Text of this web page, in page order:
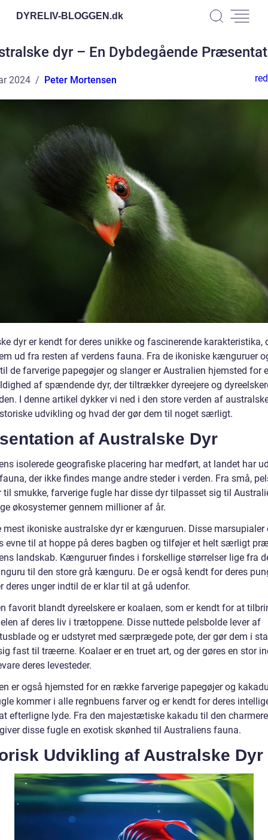
DYRELIV-BLOGGEN.dk
dyr – En Dybdegående
2024 Peter Mortensen
dyr er kendt for deres unikke og fascinerende karakteristika,
ud fra resten af verdens fauna. Fra de ikoniske kænguruer
de farverige papegøjer og slanger er Australien hjemsted for
af spændende dyr, der tiltrækker dyreejere og
I denne artikel dykker vi ned i den store verden af
udvikling og hvad der gør dem til noget særligt.
af Australske Dyr
isolerede geografiske placering har medført, at landet har
der ikke findes mange andre steder i verden. Fra små,
til smukke, farverige fugle har disse dyr tilpasset sig til
økosystemer gennem millioner af år.
mest ikoniske australske dyr er kænguruen. Disse marsupialer
evne til at hoppe på deres bagben og tilføjer et helt særligt
landskab. Kænguruer findes i forskellige størrelser lige fra
til den store grå kænguru. De er også kendt for deres
deres unger indtil de er klar til at gå udenfor.
favorit blandt dyreelskere er koalaen, som er kendt for at
af deres liv i trætoppene. Disse nuttede pelsbolde lever af
og er udstyret med særprægede pote, der gør dem i
fast til træerne. Koalaer er en truet art, og der gøres en stor
deres levesteder.
er også hjemsted for en række farverige papegøjer og
kommer i alle regnbuens farver og er kendt for deres
efterligne lyde. Fra den majestætiske kakadu til den
disse fugle en exotisk skønhed til Australiens fauna.
Udvikling af Australske Dyr